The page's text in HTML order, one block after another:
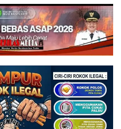
Muharram 1448 H”